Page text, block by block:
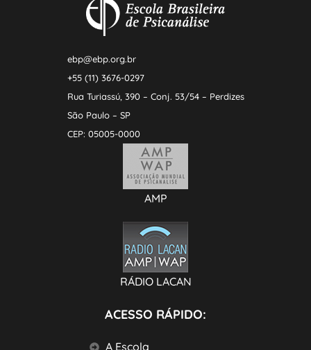
ebp@ebp.org.br
+55 (11) 3676-0297
Rua Turiassú, 390 – Conj. 53/54 – Perdizes
São Paulo – SP
CEP: 05005-0000
AMP
RÁDIO LACAN
ACESSO RÁPIDO:
A Escola